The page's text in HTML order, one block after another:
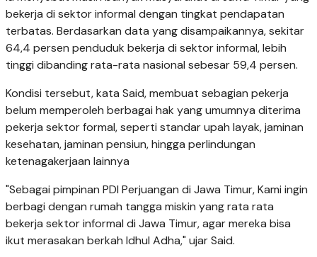
bekerja di sektor informal dengan tingkat pendapatan
terbatas. Berdasarkan data yang disampaikannya, sekitar
64,4 persen penduduk bekerja di sektor informal, lebih
tinggi dibanding rata-rata nasional sebesar 59,4 persen.
Kondisi tersebut, kata Said, membuat sebagian pekerja
belum memperoleh berbagai hak yang umumnya diterima
pekerja sektor formal, seperti standar upah layak, jaminan
kesehatan, jaminan pensiun, hingga perlindungan
ketenagakerjaan lainnya
"Sebagai pimpinan PDI Perjuangan di Jawa Timur, Kami ingin
berbagi dengan rumah tangga miskin yang rata rata
bekerja sektor informal di Jawa Timur, agar mereka bisa
ikut merasakan berkah Idhul Adha," ujar Said.